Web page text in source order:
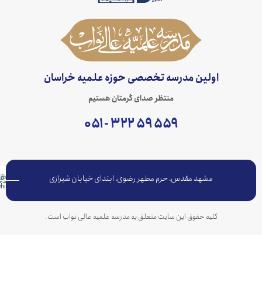
اولین مدرسه تخصصی حوزه علمیه خراسان
منتظر صدای گرمتان هستیم
مشهد مقدس، حرم مطهر رضوی، ابتدای خیابان شیرازی
کلیه حقوق این سایت متعلق به مدرسه علمیه عالی نواب است.